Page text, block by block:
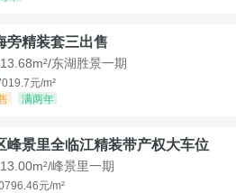
旁精装套三出售
东湖胜景一期
元/m²
满两年
峰景里全临江精装带产权大车位
峰景里一期
元/m²